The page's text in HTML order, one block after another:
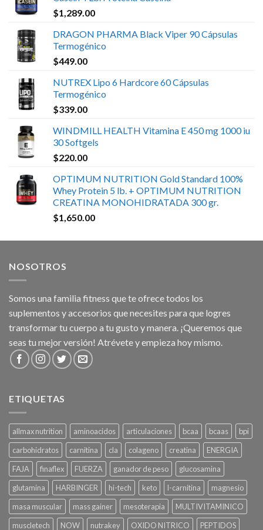
$1,289.00
DRAGON PHARMA Black Viper 90 Cápsulas
Termogénico
$449.00
NUTREX Lipo 6 Hardcore 60 Cápsulas
Termogénico
$339.00
WINDMILL HEALTH Vitamina E 450 mg 1000 iu
30 Softgels
$220.00
OPTIMUM NUTRITION Gold Standard 100%
Whey Protein 5 lb. + OPTIMUM NUTRITION
CREATINA MONOHIDRATADA 300 gr.
$1,650.00
NOSOTROS
Somos una familia fitness que te ofrece todos los
suplementos y accesorios que necesites para que logres
transformar tu cuerpo a tu gusto y manera. ¡Queremos que
seas tu mejor versión! Atrévete y empieza hoy mismo.
ETIQUETAS
allmax nutrition aminoacidos articulaciones bcaa bcaas
bpi
carbohidratos
carnitina cla colageno creatina
ENERGIA
FAJA
finaflex FUERZA ganador de peso
glucosamina
glutamina
HARBINGER hi-tech keto l-carnitina
magnesio
masa muscular
mass gainer mesoterapia
MULTIVITAMINICO
muscletech
NOW nutrakey OXIDO NITRICO PEPTIDOS